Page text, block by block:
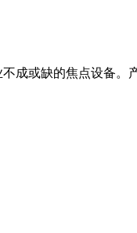
成或缺的焦点设备。